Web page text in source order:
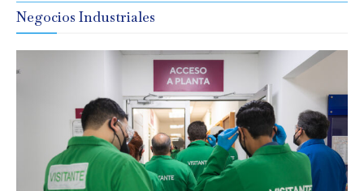
Negocios Industriales